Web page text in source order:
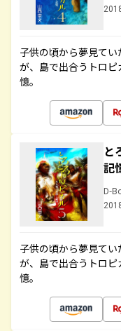
子供の頃から夢見て
が、島で出合うトロ
憶。
と
記
D-
子供の頃から夢見て
が、島で出合うトロ
憶。